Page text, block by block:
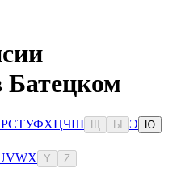
Батецком
РСТУФХЦЧШ Ы Э
Ю
VWX Y Z